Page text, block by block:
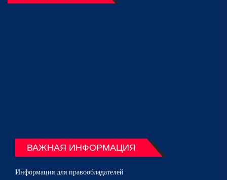
ВАЖНАЯ ИНФОРМАЦИЯ
Информация для правообладателей